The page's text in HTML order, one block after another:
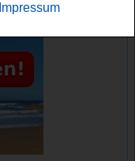
Impressum